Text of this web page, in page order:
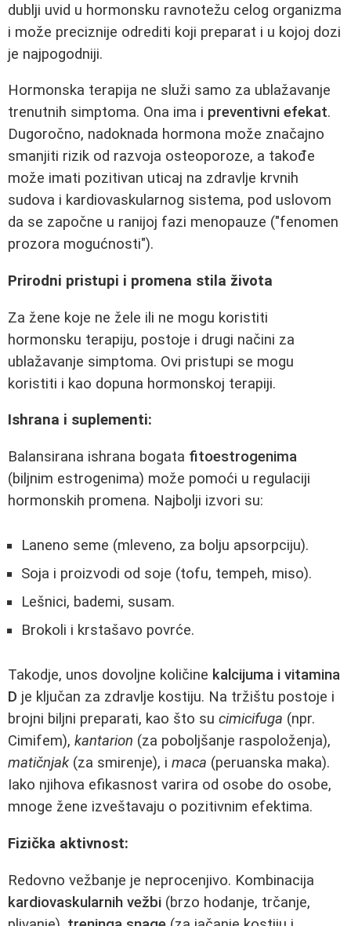
dublji uvid u hormonsku ravnotežu celog organizma
i može preciznije odrediti koji preparat i u kojoj dozi
je najpogodniji.
Hormonska terapija ne služi samo za ublažavanje
trenutnih simptoma. Ona ima i preventivni efekat.
Dugoročno, nadoknada hormona može značajno
smanjiti rizik od razvoja osteoporoze, a takođe
može imati pozitivan uticaj na zdravlje krvnih
sudova i kardiovaskularnog sistema, pod uslovom
da se započne u ranijoj fazi menopauze ("fenomen
prozora mogućnosti").
Prirodni pristupi i promena stila života
Za žene koje ne žele ili ne mogu koristiti
hormonsku terapiju, postoje i drugi načini za
ublažavanje simptoma. Ovi pristupi se mogu
koristiti i kao dopuna hormonskoj terapiji.
Ishrana i suplementi:
Balansirana ishrana bogata fitoestrogenima
(biljnim estrogenima) može pomoći u regulaciji
hormonskih promena. Najbolji izvori su:
Laneno seme (mleveno, za bolju apsorpciju).
Soja i proizvodi od soje (tofu, tempeh, miso).
Lešnici, bademi, susam.
Brokoli i krstašavo povrće.
Takodje, unos dovoljne količine kalcijuma i vitamina
D je ključan za zdravlje kostiju. Na tržištu postoje i
brojni biljni preparati, kao što su cimicifuga (npr.
Cimifem), kantarion (za poboljšanje raspoloženja),
matičnjak(za smirenje), i macа (peruanska maka).
Iako njihova efikasnost varira od osobe do osobe,
mnoge žene izveštavaju o pozitivnim efektima.
Fizička aktivnost:
Redovno vežbanje je neprocenjivo. Kombinacija
kardiovaskularnih vežbi (brzo hodanje, trčanje,